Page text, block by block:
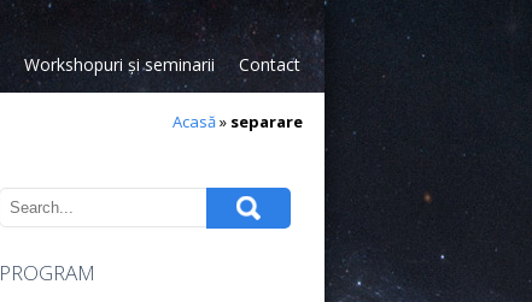
Workshopuri și seminarii Contact
Acasă» separare
PROGRAM